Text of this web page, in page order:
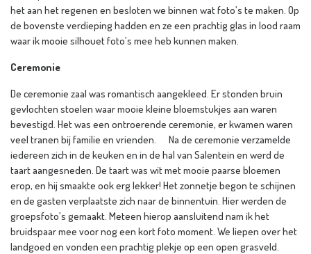
het aan het regenen en besloten we binnen wat foto’s te maken. Op
de bovenste verdieping hadden en ze een prachtig glas in lood raam
waar ik mooie silhouet foto’s mee heb kunnen maken.
Ceremonie
De ceremonie zaal was romantisch aangekleed. Er stonden bruin
gevlochten stoelen waar mooie kleine bloemstukjes aan waren
bevestigd. Het was een ontroerende ceremonie, er kwamen waren
veel tranen bij familie en vrienden. Na de ceremonie verzamelde
iedereen zich in de keuken en in de hal van Salentein en werd de
taart aangesneden. De taart was wit met mooie paarse bloemen
erop, en hij smaakte ook erg lekker! Het zonnetje begon te schijnen
en de gasten verplaatste zich naar de binnentuin. Hier werden de
groepsfoto’s gemaakt. Meteen hierop aansluitend nam ik het
bruidspaar mee voor nog een kort foto moment. We liepen over het
landgoed en vonden een prachtig plekje op een open grasveld.